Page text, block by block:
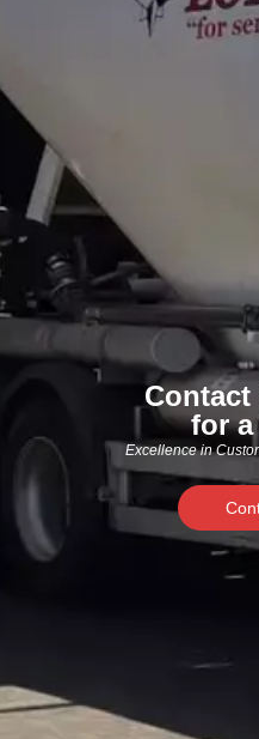
Contact
for a
Excellence in